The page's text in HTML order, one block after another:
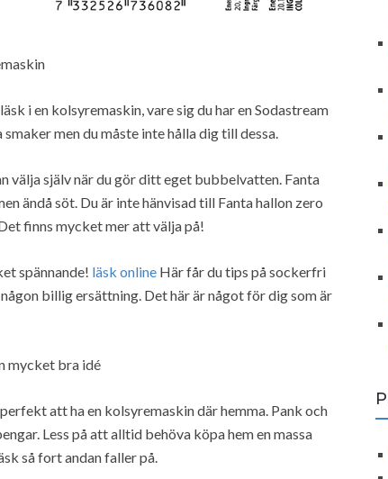
i en kolsyremaskin, vare sig du har en Sodastream
men du måste inte hålla dig till dessa.
välja själv när du gör ditt eget bubbelvatten. Fanta
ändå söt. Du är inte hänvisad till Fanta hallon zero
finns mycket mer att välja på!
spännande! läsk online Här får du tips på sockerfri
billig ersättning. Det här är något för dig som är
mycket bra idé
att ha en kolsyremaskin där hemma. Pank och
Less på att alltid behöva köpa hem en massa
så fort andan faller på.